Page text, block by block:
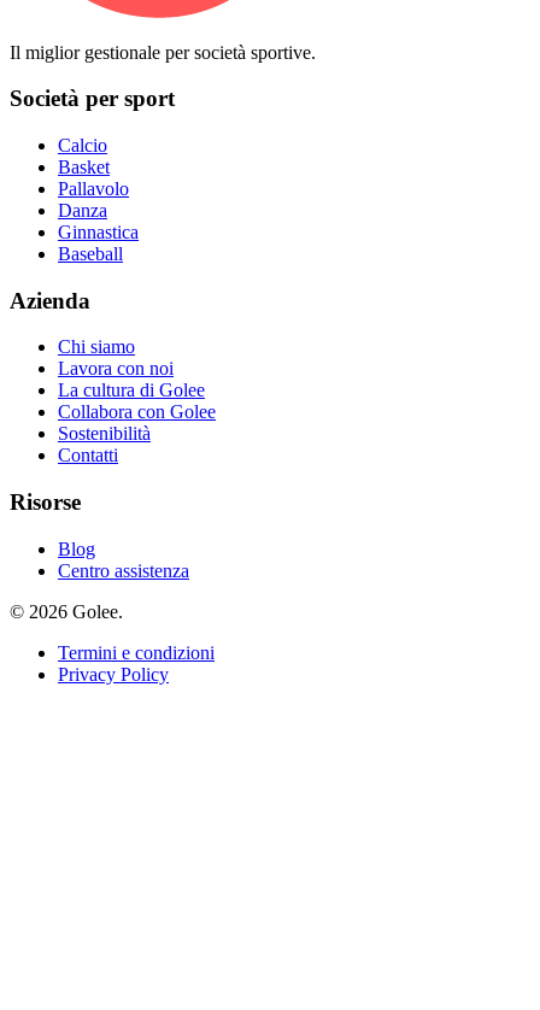
Il miglior gestionale per società sportive.
Società per sport
Calcio
Basket
Pallavolo
Danza
Ginnastica
Baseball
Azienda
Chi siamo
Lavora con noi
La cultura di Golee
Collabora con Golee
Sostenibilità
Contatti
Risorse
Blog
Centro assistenza
© 2026 Golee.
Termini e condizioni
Privacy Policy